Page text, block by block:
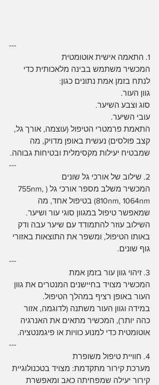
---
1. התאמה אישית אוטומטית
המכשיר משתמש בבינה מלאכותית כדי
לנתח בזמן אמת נתונים כגון:
גוון העור.
סוג וצבע השיער.
עובי השיער.
התאמת פרמטרי הטיפול (עוצמה, אורך גל,
קצב פולסים) נעשית באופן מדויק, מה
שמבטיח יעילות מקסימלית ובטיחות גבוהה.
---
2. שילוב של אורכי גל שונים
המכשיר משלב מספר אורכי גל (755nm,
810nm, 1064nm) בטיפול אחד, מה
שמאפשר טיפול במגוון סוגי עור ושיער.
השילוב עוזר להתמודד עם שיער עבה ודק
באותו הטיפול, ומשפר את התוצאות באזורי
גוף שונים.
---
3. זיהוי גוון עור בזמן אמת
המכשיר מצויד בחיישנים המנטרים את גוון
העור באופן רציף במהלך הטיפול.
במידה וגוון העור משתנה (לדוגמה, אזור
כהה יותר), המכשיר מתאים את האנרגיה
אוטומטית כדי למנוע כוויות או פיגמנטציה.
---
4. חוויית טיפול משופרת
מערכת קירור מתקדמת: מצויד בטכנולוגיית
קירור יעילה שמפחיתה כאב ומאפשרת